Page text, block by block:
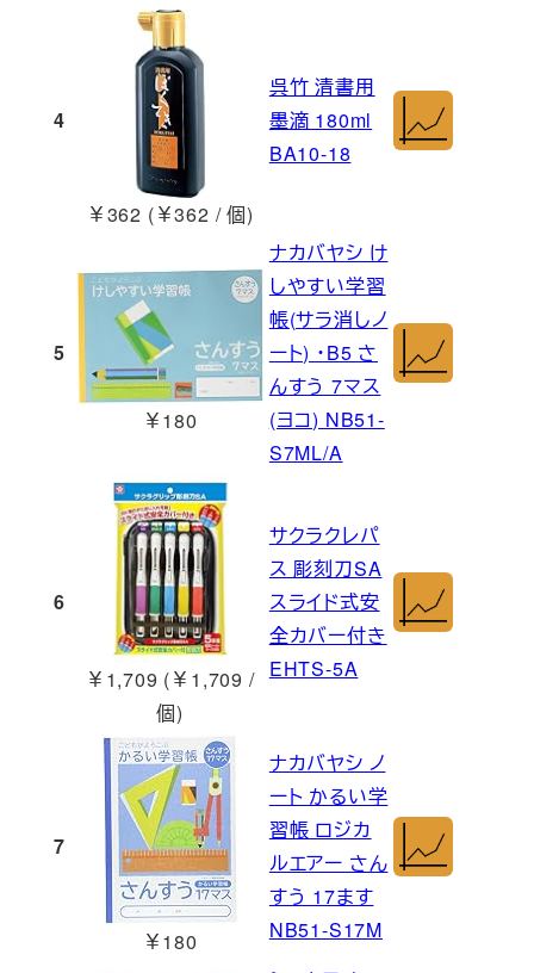
4
￥362 (￥362 / 個)
呉竹 清書用
墨滴 180ml
BA10-18
5
￥180
ナカバヤシ け
しやすい学習
帳(サラ消しノ
ート) ・B5 さ
んすう 7マス
(ヨコ) NB51-
S7ML/A
6
￥1,709 (￥1,709 /
個)
サクラクレパ
ス 彫刻刀SA
スライド式安
全カバー付き
EHTS-5A
7
￥180
ナカバヤシ ノ
ート かるい学
習帳 ロジカ
ルエアー さん
すう 17ます
NB51-S17M